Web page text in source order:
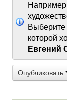
которой
Евгений
Опубликовать